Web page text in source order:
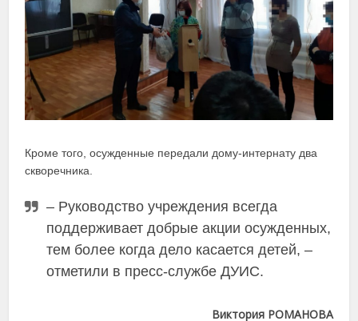
Кроме того, осужденные передали дому-интернату два
скворечника.
– Руководство учреждения всегда
поддерживает добрые акции осужденных,
тем более когда дело касается детей, –
отметили в пресс-службе ДУИС.
Виктория РОМАНОВА